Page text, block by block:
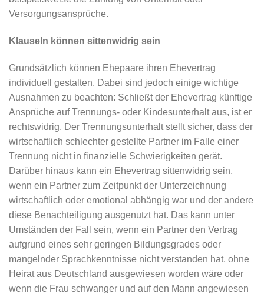
Versorgungsansprüche.
Klauseln können sittenwidrig sein
Grundsätzlich können Ehepaare ihren Ehevertrag
individuell gestalten. Dabei sind jedoch einige wichtige
Ausnahmen zu beachten: Schließt der Ehevertrag künftige
Ansprüche auf Trennungs- oder Kindesunterhalt aus, ist er
rechtswidrig. Der Trennungsunterhalt stellt sicher, dass der
wirtschaftlich schlechter gestellte Partner im Falle einer
Trennung nicht in finanzielle Schwierigkeiten gerät.
Darüber hinaus kann ein Ehevertrag sittenwidrig sein,
wenn ein Partner zum Zeitpunkt der Unterzeichnung
wirtschaftlich oder emotional abhängig war und der andere
diese Benachteiligung ausgenutzt hat. Das kann unter
Umständen der Fall sein, wenn ein Partner den Vertrag
aufgrund eines sehr geringen Bildungsgrades oder
mangelnder Sprachkenntnisse nicht verstanden hat, ohne
Heirat aus Deutschland ausgewiesen worden wäre oder
wenn die Frau schwanger und auf den Mann angewiesen